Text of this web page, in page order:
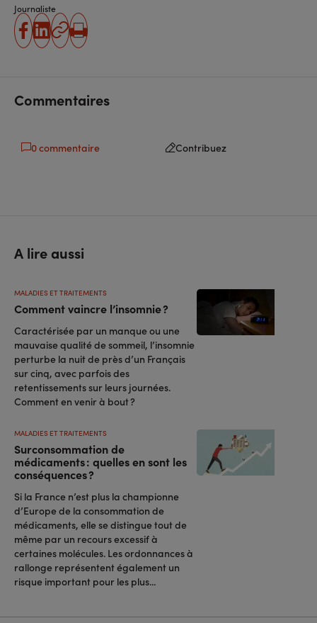
Journaliste
partager
partager
Copier
Imprimer
Commentaires
0 commentaire Contribuez
A lire aussi
Comment vaincre l’insomnie ?
MALADIES ET TRAITEMENTS
Caractérisée par un manque ou une
mauvaise qualité de sommeil, l’insomnie
perturbe la nuit de près d’un Français
sur cinq, avec parfois des
retentissements sur leurs journées.
Comment en venir à bout ?
Surconsommation de
médicaments : quelles en sont les
conséquences ?
MALADIES ET TRAITEMENTS
Si la France n’est plus la championne
d’Europe de la consommation de
médicaments, elle se distingue tout de
même par un recours excessif à
certaines molécules. Les ordonnances à
rallonge représentent également un
risque important pour les plus...